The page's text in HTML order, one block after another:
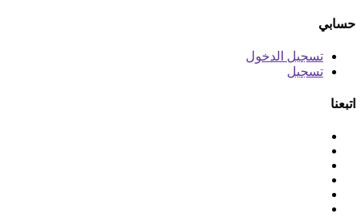
حسابي
تسجيل الدخول
تسجيل
اتبعنا